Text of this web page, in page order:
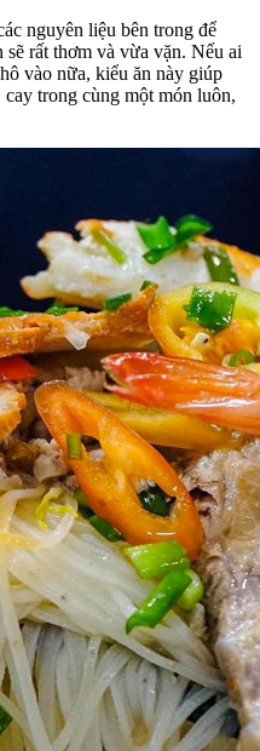
nguyên liệu bên trong để
rất thơm và vừa vặn. Nếu ai
vào nữa, kiểu ăn này giúp
trong cùng một món luôn,